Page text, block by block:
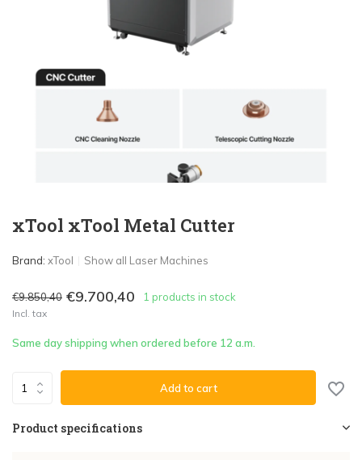
xTool xTool Metal Cutter
Brand: xTool Show all Laser Machines
€9.850,40 €9.700,40 1 products in stock
Incl. tax
Same day shipping when ordered before 12 a.m.
Add to cart
Product specifications